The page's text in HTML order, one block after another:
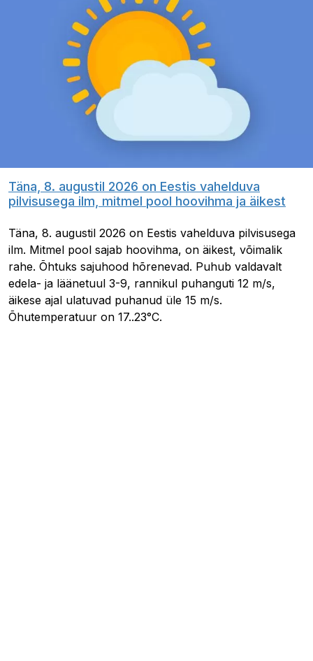
Täna, 8. augustil 2026 on Eestis vahelduva
pilvisusega ilm, mitmel pool hoovihma ja äikest
Täna, 8. augustil 2026 on Eestis vahelduva pilvisusega
ilm. Mitmel pool sajab hoovihma, on äikest, võimalik
rahe. Õhtuks sajuhood hõrenevad. Puhub valdavalt
edela- ja läänetuul 3-9, rannikul puhanguti 12 m/s,
äikese ajal ulatuvad puhanud üle 15 m/s.
Õhutemperatuur on 17..23°C.